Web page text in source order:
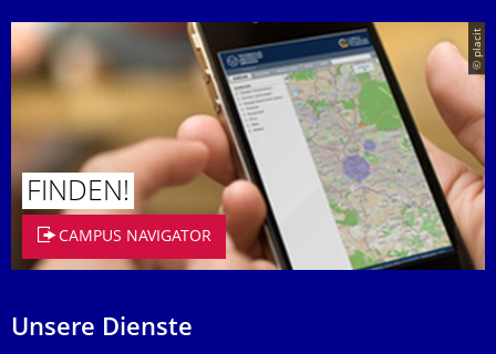
© placit
FINDEN!
CAMPUS NAVIGATOR
Unsere Dienste